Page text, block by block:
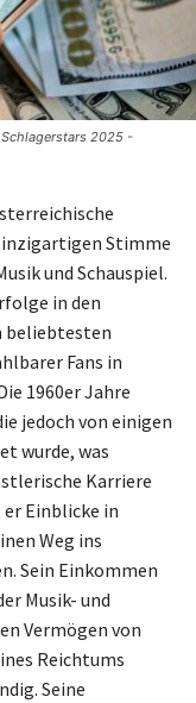
Schlagerstars 2025 -
Stimme
und Schauspiel.
in den
beliebtesten
Fans in
1960er Jahre
jedoch von einigen
wurde, was
Karriere
Einblicke in
Weg ins
Sein Einkommen
Musik- und
Vermögen von
Reichtums
Seine